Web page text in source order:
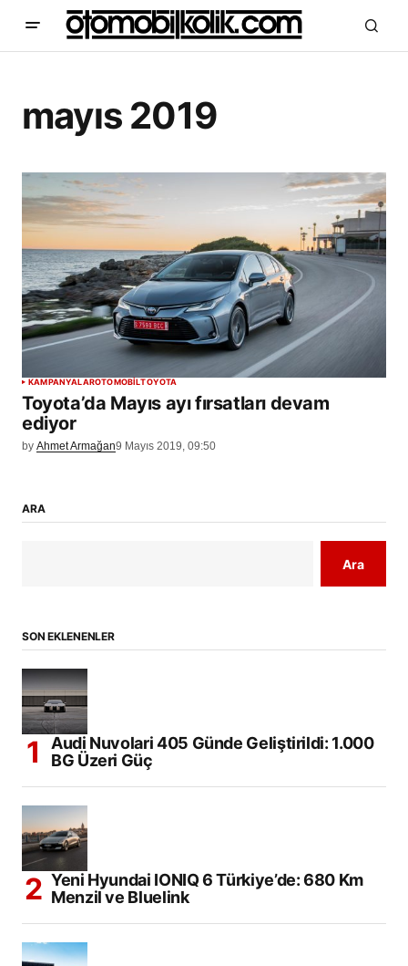
mayıs 2019
KAMPANYALAROTOMOBİLTOYOTA
Toyota’da Mayıs ayı fırsatları devam
ediyor
by Ahmet Armağan9 Mayıs 2019, 09:50
ARA
Ara
SON EKLENENLER
Audi Nuvolari 405 Günde Geliştirildi: 1.000
BG Üzeri Güç
Yeni Hyundai IONIQ 6 Türkiye’de: 680 Km
Menzil ve Bluelink